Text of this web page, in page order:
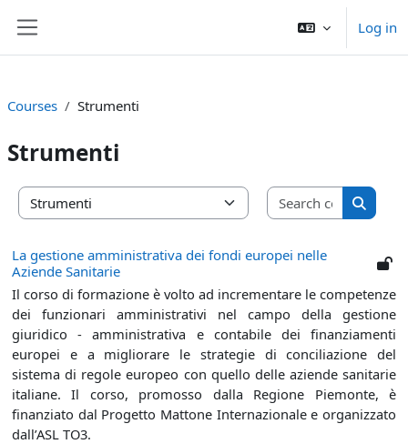
Log in
Courses Strumenti
Strumenti
Course categories
Search
Search
La gestione amministrativa dei fondi europei nelle
Aziende Sanitarie
Il corso di formazione è volto ad incrementare le competenze
dei funzionari amministrativi nel campo della gestione
giuridico - amministrativa e contabile dei finanziamenti
europei e a migliorare le strategie di conciliazione del
sistema di regole europeo con quello delle aziende sanitarie
italiane. Il corso, promosso dalla Regione Piemonte, è
finanziato dal Progetto Mattone Internazionale e organizzato
dall’ASL TO3.